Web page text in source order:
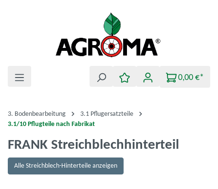
0,00 €*
3. Bodenbearbeitung
3.1 Pflugersatzteile
3.1/10 Pflugteile nach Fabrikat
FRANK Streichblechhinterteil
Alle Streichblech-Hinterteile anzeigen